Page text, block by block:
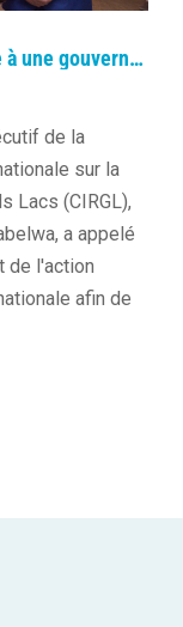
La CIRGL appelle à une gouvernance responsable des minerais pour promouvoir la paix et la sécurité dans la région des Grands Lacs
de la
sur la
Lacs (CIRGL),
a appelé
de l'action
afin de